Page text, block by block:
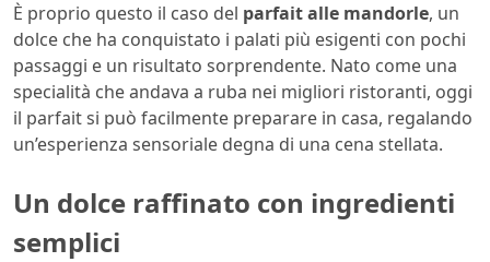
È proprio questo il caso del parfait alle mandorle, un
dolce che ha conquistato i palati più esigenti con pochi
passaggi e un risultato sorprendente. Nato come una
specialità che andava a ruba nei migliori ristoranti, oggi
il parfait si può facilmente preparare in casa, regalando
un’esperienza sensoriale degna di una cena stellata.
Un dolce raffinato con ingredienti
semplici